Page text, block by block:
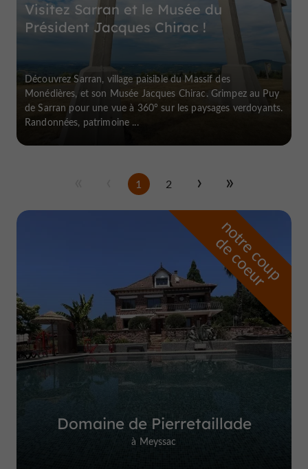
Visitez Sarran et le Musée du
Président Jacques Chirac !
Découvrez Sarran, village paisible du Massif des
Monédières, et son Musée Jacques Chirac. Grimpez au Puy
de Sarran pour une vue à 360° sur les paysages verdoyants.
Randonnées, patrimoine ...
1 2
n
o
t
r
e
c
o
u
p
d
e
c
o
e
u
r
Domaine de Pierretaillade
à Meyssac